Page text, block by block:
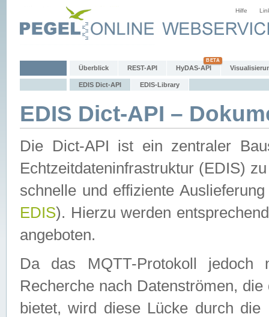
Hilfe
Überblick REST-API HyDAS-API
EDIS Dict-API EDIS-Library
EDIS Dict-API –
Die Dict-API ist ein zentraler
Echtzeitdateninfrastruktur (EDIS)
schnelle und effiziente
EDIS). Hierzu werden
angeboten.
Da das MQTT-Protokoll jedoch
Recherche nach Datenströmen,
bietet, wird diese Lücke durch die